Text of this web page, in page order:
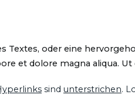
Textes, oder eine
et dolore magna aliqua.
sind unterstrichen.